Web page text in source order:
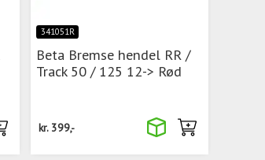
341051R
Beta Bremse hendel RR /
Track 50 / 125 12-> Rød
kr. 399,-